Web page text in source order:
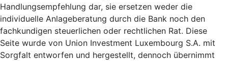
Handlungsempfehlung dar, sie ersetzen weder die
individuelle Anlageberatung durch die Bank noch den
fachkundigen steuerlichen oder rechtlichen Rat. Diese
Seite wurde von Union Investment Luxembourg S.A. mit
Sorgfalt entworfen und hergestellt, dennoch übernimmt